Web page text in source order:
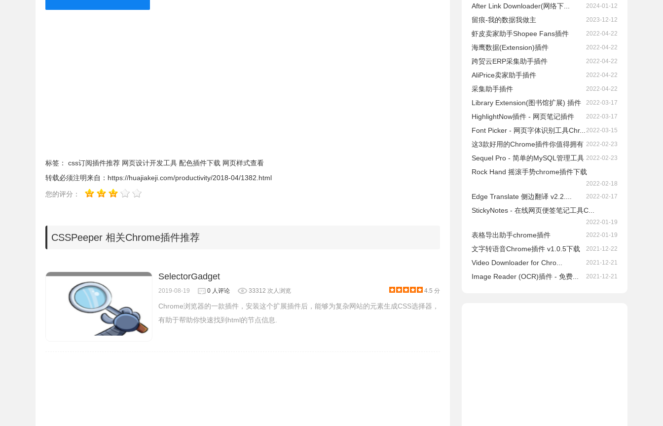
3、我认为 CSSPeeper最好用的就是快速列出该页面使用的所有色彩包括 Hex 值，对于想知道某个页面主要使用
那些色系来说非常方便，而且也不太需要去挖掘 CSS 样式表，除了列出数值外，还直接呈现色彩预览，点选后会
自动复制颜色代码。如果点开工具的第二个颜色的图标，则可以看到网页的所有配色信息。鼠标悬浮到颜色上，可
标签： css订阅插件推荐 网页设计开发工具 配色插件下载 网页样式查看
转载必须注明来自： https://huajiakeji.com/productivity/2018-04/1382.html
您的评分：
CSSPeeper 相关Chrome插件推荐
SelectorGadget
2019-08-19 0 人评论 33312 次人浏览 4.5 分
Chrome浏览器的一款插件，安装这个扩展插件后，能够为复杂网站的元素生成CSS选择器，
有助于帮助你快速找到html的节点信息.
After Link Downloader(网络下... 2024-01-12
留痕-我的数据我做主 2023-12-12
虾皮卖家助手Shopee Fans插件 2022-04-22
海鹰数据(Extension)插件 2022-04-22
跨贸云ERP采集助手插件 2022-04-22
AliPrice卖家助手插件 2022-04-22
采集助手插件 2022-04-22
Library Extension(图书馆扩展) 插件 2022-03-17
HighlightNow插件 - 网页笔记插件 2022-03-17
Font Picker - 网页字体识别工具Chr... 2022-03-15
这3款好用的Chrome插件你值得拥有 2022-02-23
Sequel Pro - 简单的MySQL管理工具 2022-02-23
Rock Hand 摇滚手势chrome插件下载
2022-02-18
Edge Translate 侧边翻译 v2.2.... 2022-02-17
StickyNotes - 在线网页便签笔记工具C...
2022-01-19
表格导出助手chrome插件 2022-01-19
文字转语音Chrome插件 v1.0.5下载 2021-12-22
Video Downloader for Chro... 2021-12-21
Image Reader (OCR)插件 - 免费... 2021-12-21